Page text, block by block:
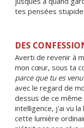
tes pensées
DES
Averti de revenir à
mon cœur, sous ta
parce que tu es
avec le regard de
dessus de ce
intelligence, j'ai vu
cette lumière